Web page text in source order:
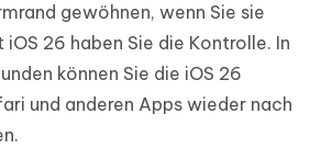
gewöhnen, wenn Sie sie
26 haben Sie die Kontrolle. In
können Sie die iOS 26
und anderen Apps wieder nach